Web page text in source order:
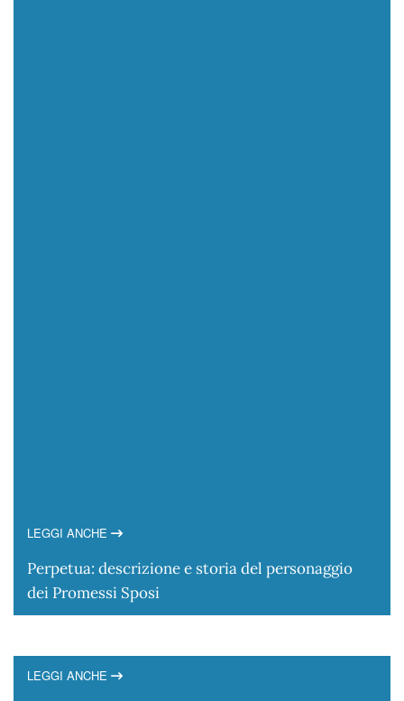
LEGGI ANCHE
Perpetua: descrizione e storia del personaggio
dei Promessi Sposi
LEGGI ANCHE